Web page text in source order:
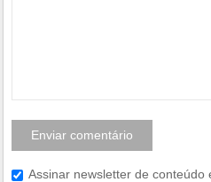
Assinar newsletter de conteúdo